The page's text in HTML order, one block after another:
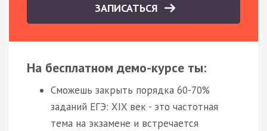
ЗАПИСАТЬСЯ
На бесплатном демо-курсе ты:
Сможешь закрыть порядка 60-70%
заданий ЕГЭ: XIX век - это частотная
тема на экзамене и встречается